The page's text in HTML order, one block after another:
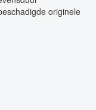
originele